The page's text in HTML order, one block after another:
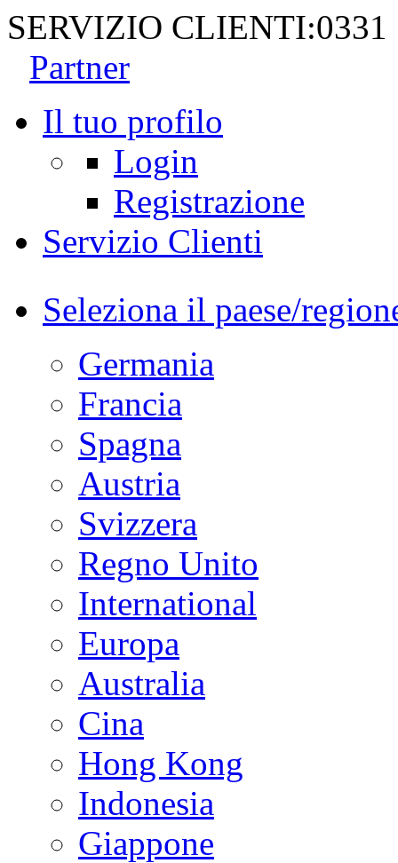
SERVIZIO CLIENTI:0331
Partner
Il tuo profilo
Login
Registrazione
Servizio Clienti
Seleziona il paese/
Germania
Francia
Spagna
Austria
Svizzera
Regno Unito
International
Europa
Australia
Cina
Hong Kong
Indonesia
Giappone